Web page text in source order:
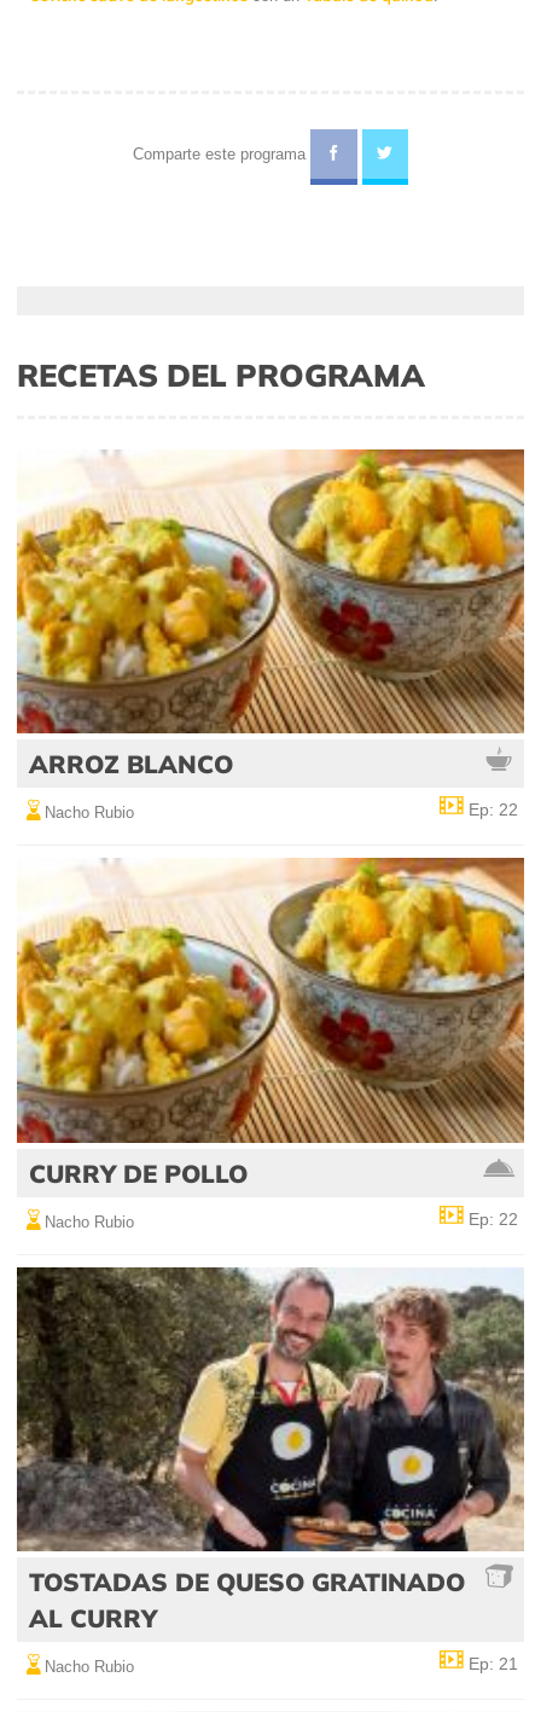
Comparte este programa
RECETAS DEL PROGRAMA
ARROZ BLANCO
Nacho Rubio Ep: 22
CURRY DE POLLO
Nacho Rubio Ep: 22
TOSTADAS DE QUESO GRATINADO
AL CURRY
Nacho Rubio Ep: 21